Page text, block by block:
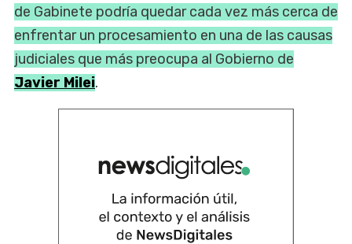
de Gabinete podría quedar cada vez más cerca de
enfrentar un procesamiento en una de las causas
judiciales que más preocupa al Gobierno de
Javier Milei.